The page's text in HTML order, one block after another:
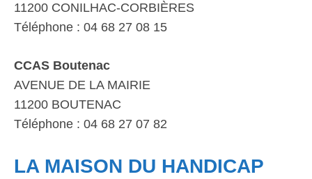
11200 CONILHAC-CORBIÈRES
Téléphone : 04 68 27 08 15
CCAS Boutenac
AVENUE DE LA MAIRIE
11200 BOUTENAC
Téléphone : 04 68 27 07 82
LA MAISON DU HANDICAP